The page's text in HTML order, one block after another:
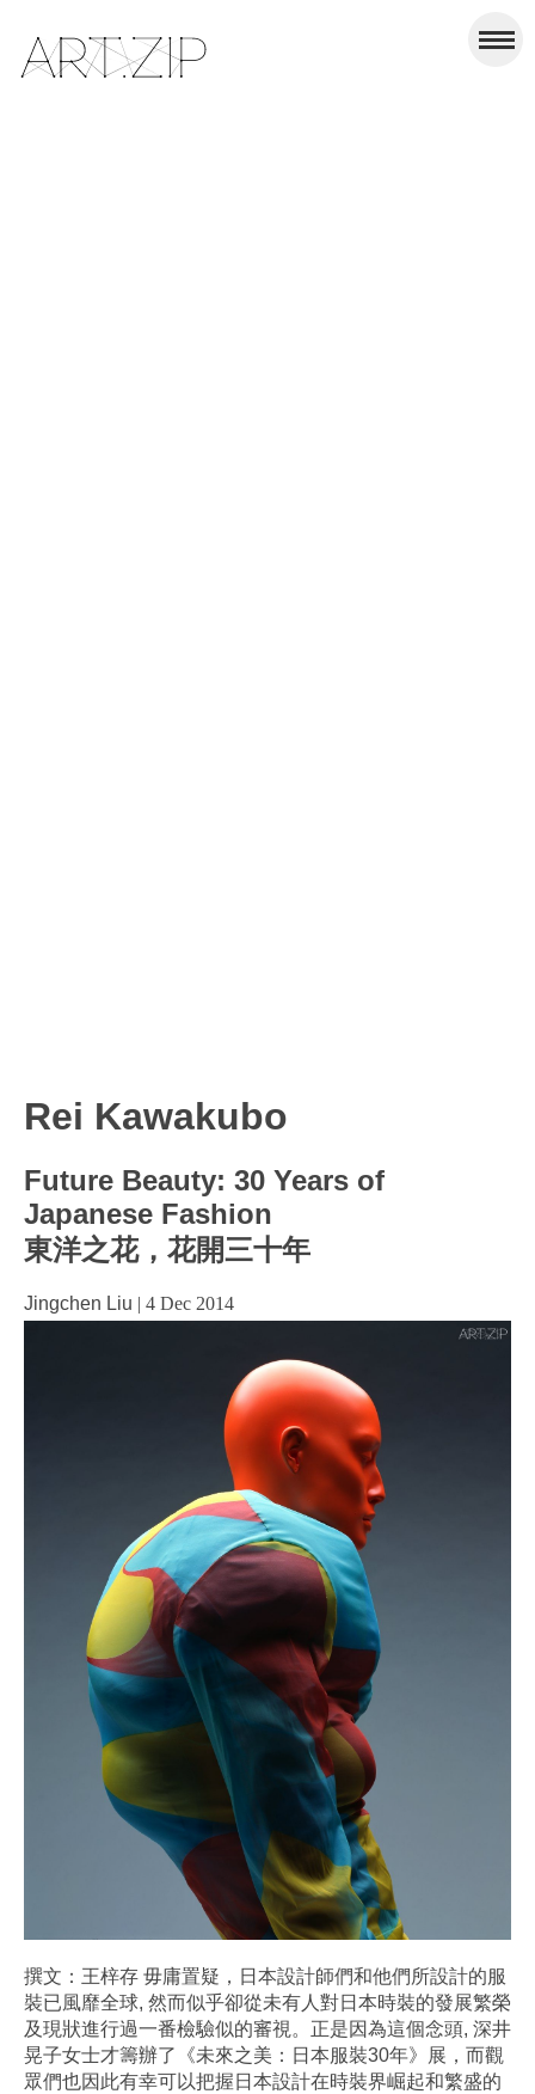
Rei Kawakubo
Future Beauty: 30 Years of
Japanese Fashion
東洋之花，花開三十年
Jingchen Liu | 4 Dec 2014
撰文：王梓存 毋庸置疑，日本設計師們和他們所設計的服
裝已風靡全球, 然而似乎卻從未有人對日本時裝的發展繁榮
及現狀進行過一番檢驗似的審視。正是因為這個念頭, 深井
晃子女士才籌辦了《未來之美：日本服裝30年》展，而觀
眾們也因此有幸可以把握日本設計在時裝界崛起和繁盛的